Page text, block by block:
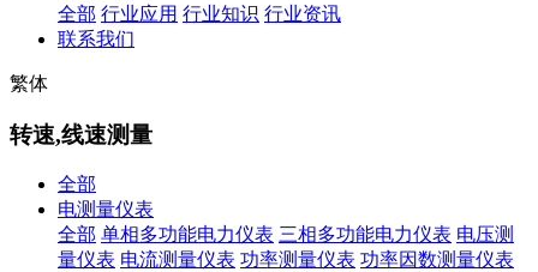
全部 行业应用 行业知识 行业资讯
联系我们
繁体
转速,线速测量
全部
电测量仪表
全部 单相多功能电力仪表 三相多功能电力仪表 电压测
量仪表 电流测量仪表 功率测量仪表 功率因数测量仪表